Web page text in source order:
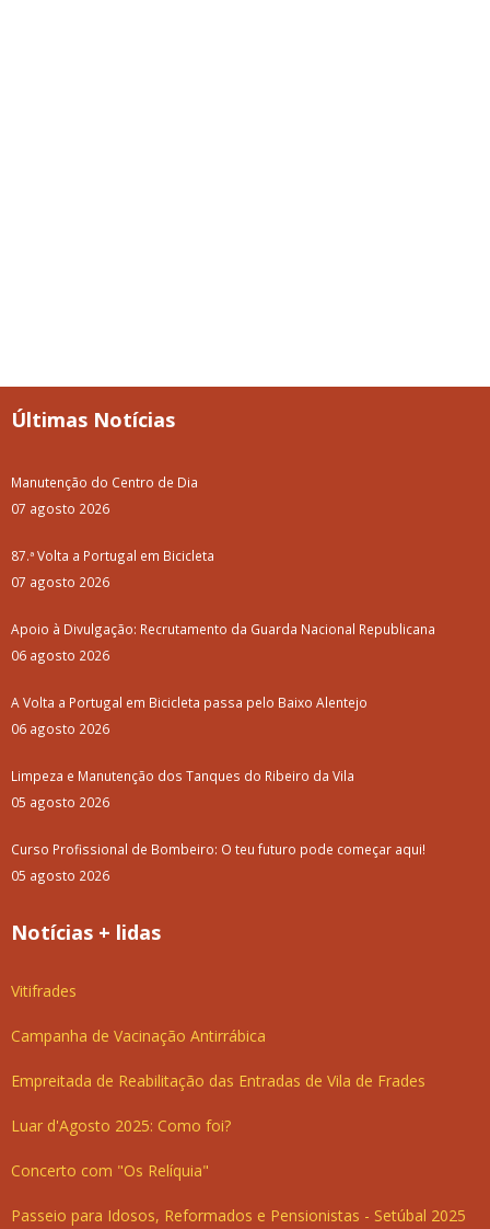
Últimas Notícias
Manutenção do Centro de Dia
07 agosto 2026
87.ª Volta a Portugal em Bicicleta
07 agosto 2026
Apoio à Divulgação: Recrutamento da Guarda Nacional Republicana
06 agosto 2026
A Volta a Portugal em Bicicleta passa pelo Baixo Alentejo
06 agosto 2026
Limpeza e Manutenção dos Tanques do Ribeiro da Vila
05 agosto 2026
Curso Profissional de Bombeiro: O teu futuro pode começar aqui!
05 agosto 2026
Notícias + lidas
Vitifrades
Campanha de Vacinação Antirrábica
Empreitada de Reabilitação das Entradas de Vila de Frades
Luar d'Agosto 2025: Como foi?
Concerto com "Os Relíquia"
Passeio para Idosos, Reformados e Pensionistas - Setúbal 2025